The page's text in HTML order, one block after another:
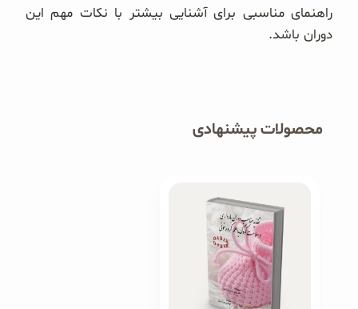
راهنمای مناسبی برای آشنایی بیشتر با نکات مهم این
دوران باشد.
محصولات پیشنهادی